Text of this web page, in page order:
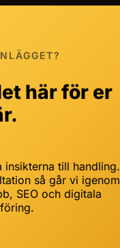
här för er
insikterna till handling.
så går vi igenom
SEO och digitala